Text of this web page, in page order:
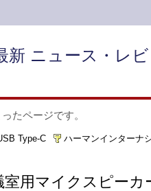
新 ニュース・レ
たページです。
Type-C ハーマンインターナ
室用マイクスピーカ